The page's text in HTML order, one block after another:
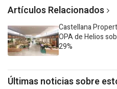
Artículos Relacionados
Castellana
OPA de Helios
29%
Últimas noticias sobre